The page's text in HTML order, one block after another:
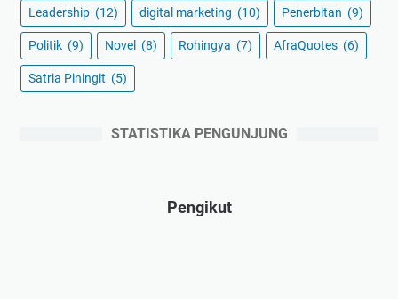
Leadership (12) digital marketing (10) Penerbitan (9)
Politik (9) Novel (8) Rohingya (7) AfraQuotes (6)
Satria Piningit (5)
STATISTIKA PENGUNJUNG
Pengikut